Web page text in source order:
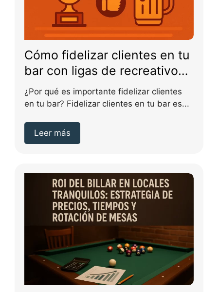
Cómo fidelizar clientes en tu
bar con ligas de recreativos:
estrategias prácticas
¿Por qué es importante fidelizar clientes
en tu bar? Fidelizar clientes en tu bar es...
Leer más